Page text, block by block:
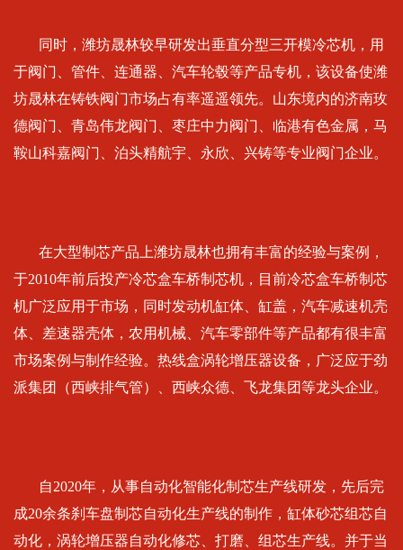
同时，潍坊晟林较早研发出垂直分型三开模冷芯机，用
于阀门、管件、连通器、汽车轮毂等产品专机，该设备使潍
坊晟林在铸铁阀门市场占有率遥遥领先。山东境内的济南玫
德阀门、青岛伟龙阀门、枣庄中力阀门、临港有色金属，马
鞍山科嘉阀门、泊头精航宇、永欣、兴铸等专业阀门企业。
在大型制芯产品上潍坊晟林也拥有丰富的经验与案例，
于2010年前后投产冷芯盒车桥制芯机，目前冷芯盒车桥制芯
机广泛应用于市场，同时发动机缸体、缸盖，汽车减速机壳
体、差速器壳体，农用机械、汽车零部件等产品都有很丰富
市场案例与制作经验。热线盒涡轮增压器设备，广泛应于劲
派集团（西峡排气管）、西峡众德、飞龙集团等龙头企业。
自2020年，从事自动化智能化制芯生产线研发，先后完
成20余条刹车盘制芯自动化生产线的制作，缸体砂芯组芯自
动化，涡轮增压器自动化修芯、打磨、组芯生产线。并于当